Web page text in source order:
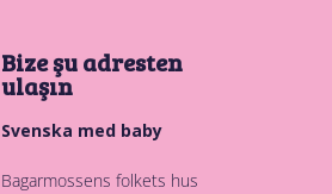
Bize şu adresten
ulaşın
Svenska med baby
Bagarmossens folkets hus